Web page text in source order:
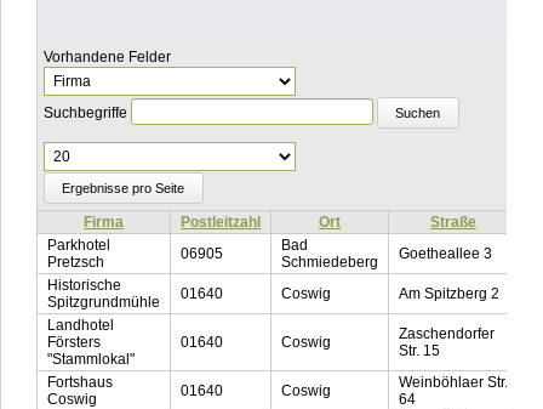
Vorhandene Felder
Suchbegriffe
Ergebnisse
pro
Seite
Firma Postleitzahl Ort Straße
Parkhotel
Pretzsch
06905
Bad
Schmiedeberg
Goetheallee 3
Historische
Spitzgrundmühle
01640 Coswig Am Spitzberg 2
Landhotel
Försters
"Stammlokal"
01640 Coswig
Zaschendorfer
Str. 15
Fortshaus
Coswig
01640 Coswig
Weinböhlaer Str.
64